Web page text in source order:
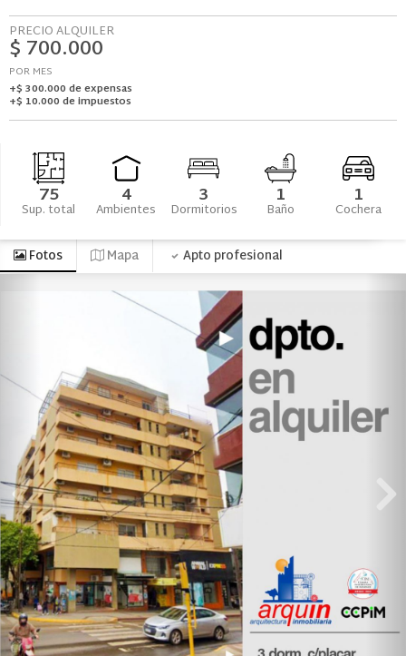
PRECIO ALQUILER
$ 700.000
POR MES
+$ 300.000 de expensas
+$ 10.000 de impuestos
75
Sup. total 4
Ambientes 3
Dormitorios 1
Baño 1
Cochera
Fotos Mapa Apto profesional